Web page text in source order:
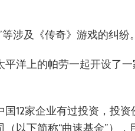
涉及《传奇》游戏的纠纷。
洋上的帕劳一起开设了
12家企业有过投资，投
以下简称“曲速基金”），